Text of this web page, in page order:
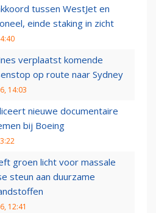
tussen WestJet en
einde staking in zicht
verplaatst komende
op route naar Sydney
14:03
nieuwe documentaire
bij Boeing
groen licht voor massale
steun aan duurzame
12:41